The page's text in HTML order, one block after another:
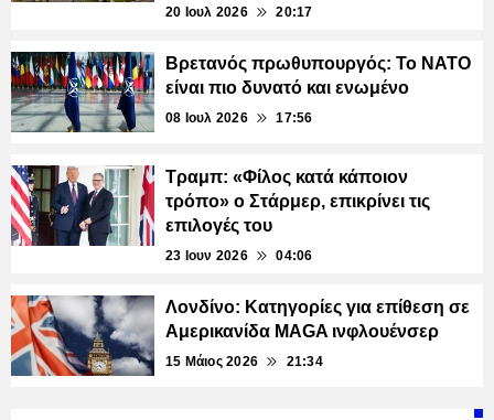
20 Ιουλ 2026 20:17
Βρετανός πρωθυπουργός: Το ΝΑΤΟ
είναι πιο δυνατό και ενωμένο
08 Ιουλ 2026 17:56
Τραμπ: «Φίλος κατά κάποιον
τρόπο» ο Στάρμερ, επικρίνει τις
επιλογές του
23 Ιουν 2026 04:06
Λονδίνο: Κατηγορίες για επίθεση σε
Αμερικανίδα MAGA ινφλουένσερ
15 Μάιος 2026 21:34